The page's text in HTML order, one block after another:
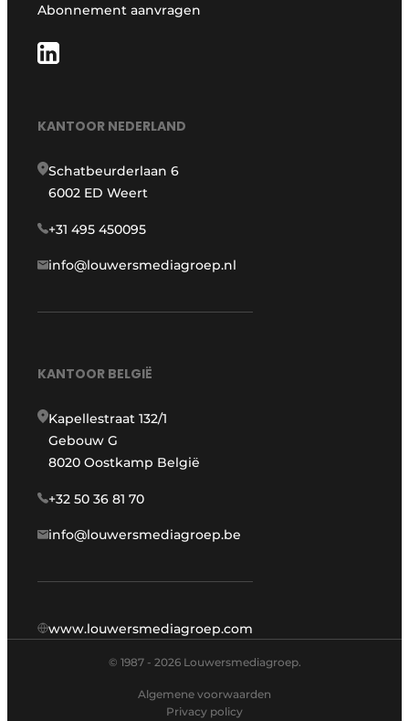
Abonnement aanvragen
KANTOOR NEDERLAND
Schatbeurderlaan 6
6002 ED Weert
+31 495 450095
info@louwersmediagroep.nl
KANTOOR BELGIË
Kapellestraat 132/1
Gebouw G
8020 Oostkamp België
+32 50 36 81 70
info@louwersmediagroep.be
www.louwersmediagroep.com
© 1987 - 2026 Louwersmediagroep.
Algemene voorwaarden
Privacy policy